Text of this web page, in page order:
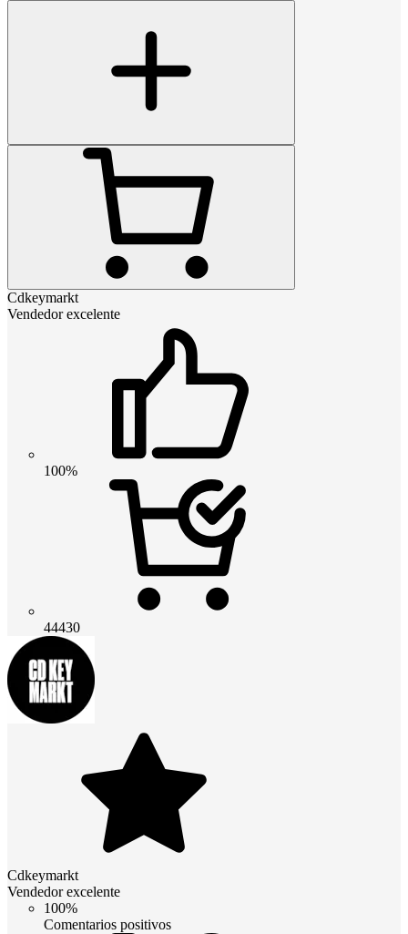
Cdkeymarkt
Vendedor excelente
100%
44430
Cdkeymarkt
Vendedor excelente
100%
Comentarios positivos